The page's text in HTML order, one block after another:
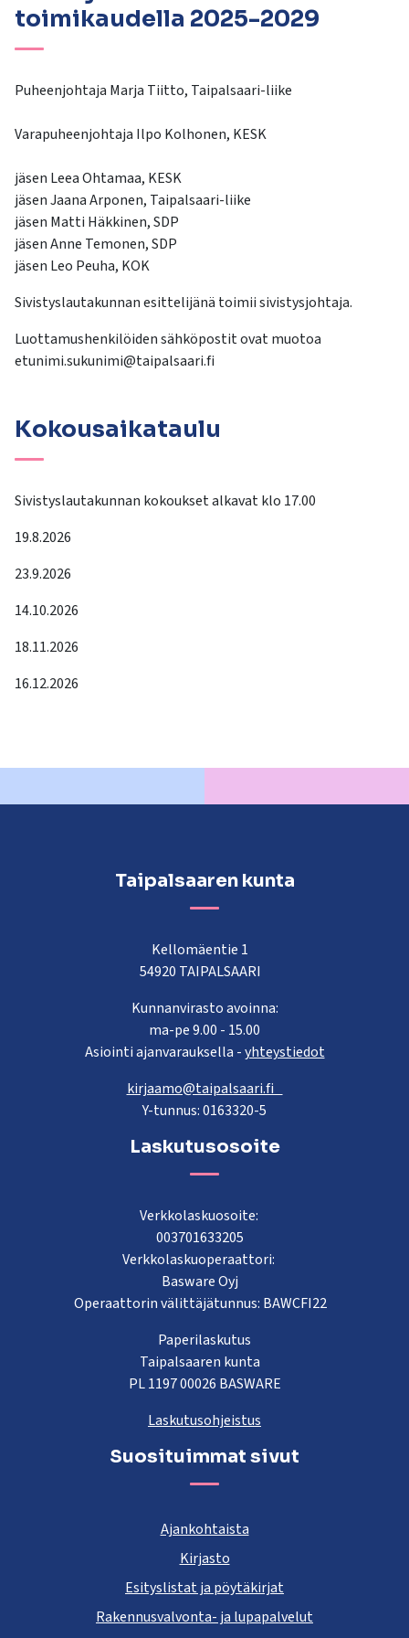
kosketus-
ja
pyyhkäisyliikkeitä.
toimikaudella 2025-2029
Puheenjohtaja Marja Tiitto, Taipalsaari-liike
Varapuheenjohtaja Ilpo Kolhonen, KESK
jäsen Leea Ohtamaa, KESK
jäsen Jaana Arponen, Taipalsaari-liike
jäsen Matti Häkkinen, SDP
jäsen Anne Temonen, SDP
jäsen Leo Peuha, KOK
Sivistyslautakunnan esittelijänä toimii sivistysjohtaja.
Luottamushenkilöiden sähköpostit ovat muotoa
etunimi.sukunimi@taipalsaari.fi
Kokousaikataulu
Sivistyslautakunnan kokoukset alkavat klo 17.00
19.8.2026
23.9.2026
14.10.2026
18.11.2026
16.12.2026
Taipalsaaren kunta
Kellomäentie 1
54920 TAIPALSAARI
Kunnanvirasto avoinna:
ma-pe 9.00 - 15.00
Asiointi ajanvarauksella -yhteystiedot
kirjaamo@taipalsaari.fi
Y-tunnus: 0163320-5
Laskutusosoite
Verkkolaskuosoite:
003701633205
Verkkolaskuoperaattori:
Basware Oyj
Operaattorin välittäjätunnus: BAWCFI22
Paperilaskutus
Taipalsaaren kunta
PL 1197 00026 BASWARE
Laskutusohjeistus
Suosituimmat sivut
Ajankohtaista
Kirjasto
Esityslistat ja pöytäkirjat
Rakennusvalvonta- ja lupapalvelut